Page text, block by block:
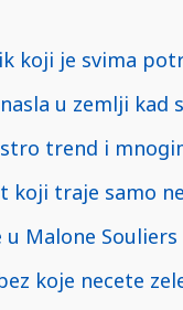
koji je svima
u zemlji
trend i
koji traje samo
Malone
koje necete